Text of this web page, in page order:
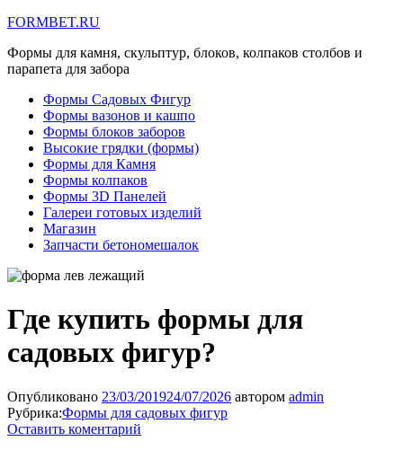
FORMBET.RU
Формы для камня, скульптур, блоков, колпаков столбов и
парапета для забора
Формы Садовых Фигур
Формы вазонов и кашпо
Формы блоков заборов
Высокие грядки (формы)
Формы для Камня
Формы колпаков
Формы 3D Панелей
Галереи готовых изделий
Магазин
Запчасти бетономешалок
Где купить формы для
садовых фигур?
Опубликовано 23/03/201924/07/2026 автором admin
Рубрика:Формы для садовых фигур
Оставить коментарий